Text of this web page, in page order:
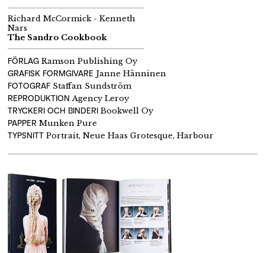
Richard McCormick - Kenneth
Nars
The Sandro Cookbook
FÖRLAG Ramson Publishing Oy
GRAFISK FORMGIVARE Janne Hänninen
FOTOGRAF Staffan Sundström
REPRODUKTION Agency Leroy
TRYCKERI OCH BINDERI Bookwell Oy
PAPPER Munken Pure
TYPSNITT Portrait, Neue Haas Grotesque, Harbour